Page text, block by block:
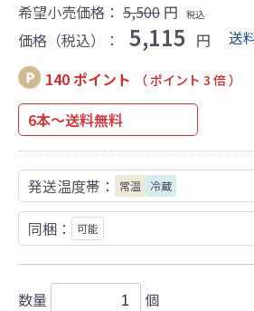
希望小売価格： 5,500 円 税込
価格（税込）： 5,115 円
送
140 ポイント
（ ポイント 3 倍 ）
6本～送料無料
発送温度帯： 常温 冷蔵
同梱： 可能
数量
個